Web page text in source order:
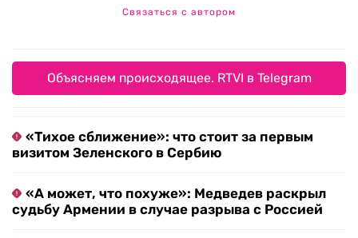
Связаться с автором
Объясняем происходящее. RTVI в Telegram
«Тихое сближение»: что стоит за первым
визитом Зеленского в Сербию
«А может, что похуже»: Медведев раскрыл
судьбу Армении в случае разрыва с Россией